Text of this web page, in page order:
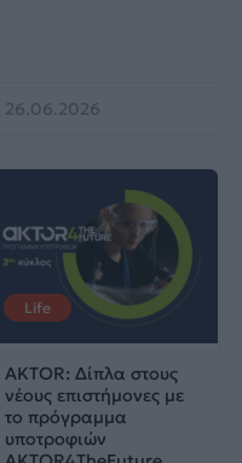
26.06.2026
Life
AKTOR: Δίπλα στους
νέους επιστήμονες με
το πρόγραμμα
υποτροφιών